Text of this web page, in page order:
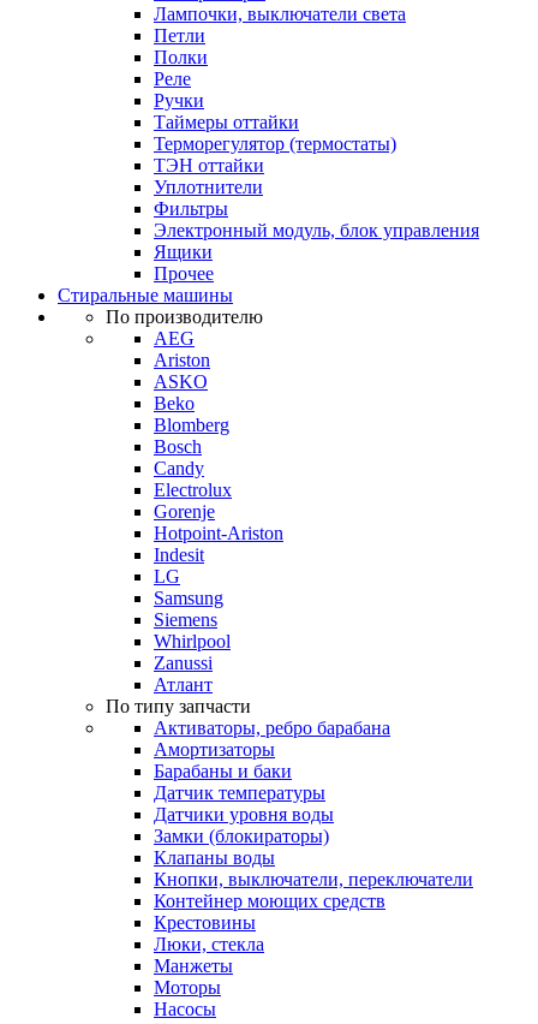
Лампочки, выключатели света
Петли
Полки
Реле
Ручки
Таймеры оттайки
Терморегулятор (термостаты)
ТЭН оттайки
Уплотнители
Фильтры
Электронный модуль, блок управления
Ящики
Прочее
Стиральные машины
По производителю
AEG
Ariston
ASKO
Beko
Blomberg
Bosch
Candy
Electrolux
Gorenje
Hotpoint-Ariston
Indesit
LG
Samsung
Siemens
Whirlpool
Zanussi
Атлант
По типу запчасти
Активаторы, ребро барабана
Амортизаторы
Барабаны и баки
Датчик температуры
Датчики уровня воды
Замки (блокираторы)
Клапаны воды
Кнопки, выключатели, переключатели
Контейнер моющих средств
Крестовины
Люки, стекла
Манжеты
Моторы
Насосы